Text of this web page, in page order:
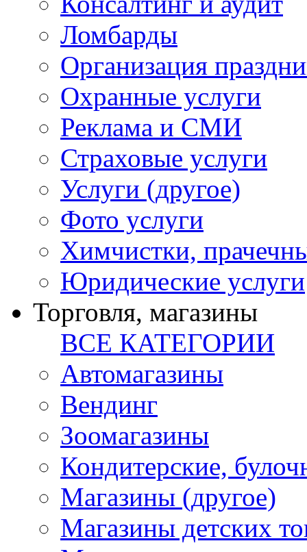
Ломбарды
Организация
Охранные услуги
Реклама и СМИ
Страховые услуги
Услуги (другое)
Фото услуги
Химчистки,
Юридические услуги
Торговля, магазины
ВСЕ КАТЕГОРИИ
Автомагазины
Вендинг
Зоомагазины
Кондитерские,
Магазины (другое)
Магазины детских